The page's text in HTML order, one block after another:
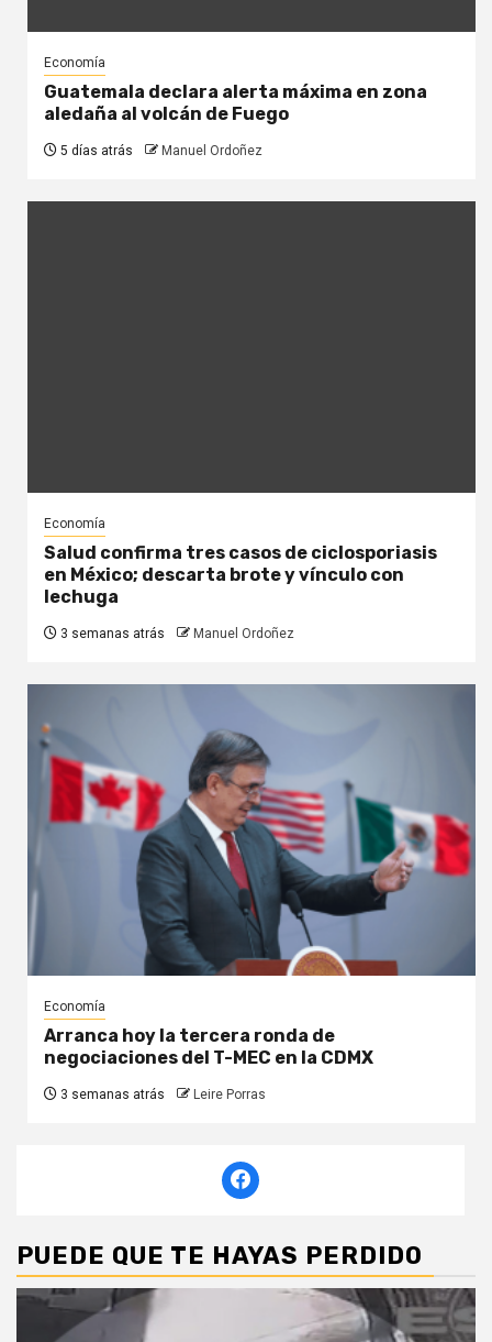
Economía
Guatemala declara alerta máxima en zona
aledaña al volcán de Fuego
5 días atrás Manuel Ordoñez
Economía
Salud confirma tres casos de ciclosporiasis
en México; descarta brote y vínculo con
lechuga
3 semanas atrás Manuel Ordoñez
Economía
Arranca hoy la tercera ronda de
negociaciones del T-MEC en la CDMX
3 semanas atrás Leire Porras
PUEDE QUE TE HAYAS PERDIDO